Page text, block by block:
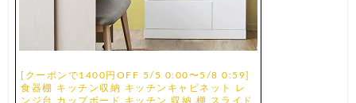
[クーポンで1400円OFF 5/5 0:00〜5/8 0:59]
食器棚 キッチン収納 キッチンキャビネット レ
ンジ台 カップボード キッチン 収納 棚 スライド